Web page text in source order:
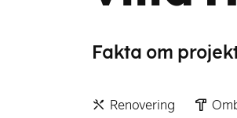
Fakta om
Renovering